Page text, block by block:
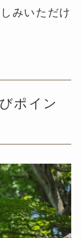
みいただけ
ポイン